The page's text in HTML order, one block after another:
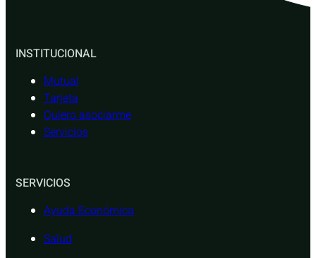
INSTITUCIONAL
Mutual
Tarjeta
Quiero asociarme
Servicios
SERVICIOS
Ayuda Económica
Salud